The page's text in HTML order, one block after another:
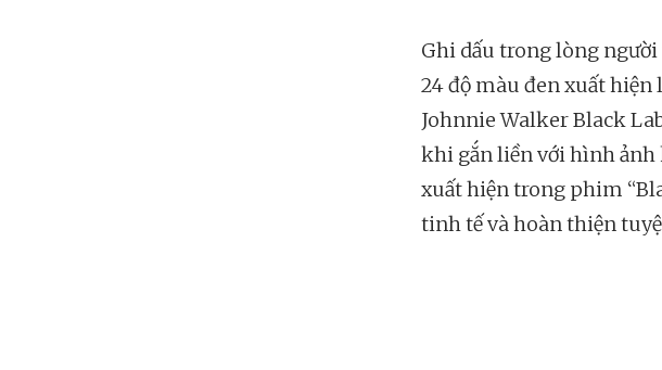
Ghi dấu trong lòng
24 độ màu đen xuất hiện
Johnnie Walker Black
khi gắn liền với hình
xuất hiện trong phim
tinh tế và hoàn thiện